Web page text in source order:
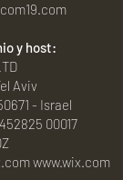
y host:
Aviv
- Israel
00017
www.wix.com